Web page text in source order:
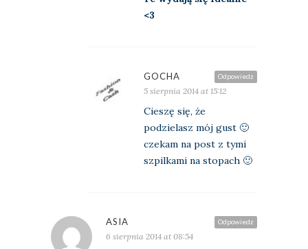
<3
Odpowiedz
GOCHA
5 sierpnia 2014 at 15:12
Cieszę się, że
podzielasz mój gust 🙂
czekam na post z tymi
szpilkami na stopach 🙂
Odpowiedz
ASIA
6 sierpnia 2014 at 08:54